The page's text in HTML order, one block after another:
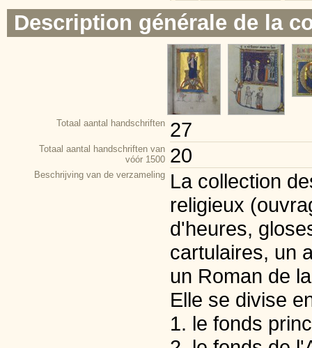
Description générale de la
Totaal aantal handschriften 27
Totaal aantal handschriften van
vóór 1500 20
Beschrijving van de verzameling La collection
religieux
d'heures,
cartulaires, un
un Roman de
Elle se divise
1. le fonds